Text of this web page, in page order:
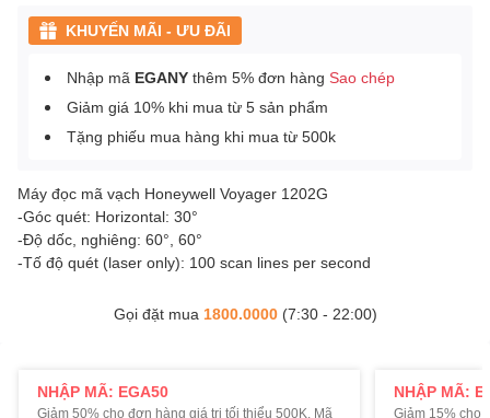
KHUYẾN MÃI - ƯU ĐÃI
Nhập mã EGANY thêm 5% đơn hàng Sao chép
Giảm giá 10% khi mua từ 5 sản phẩm
Tặng phiếu mua hàng khi mua từ 500k
Máy đọc mã vạch Honeywell Voyager 1202G
-Góc quét: Horizontal: 30°
-Độ dốc, nghiêng: 60°, 60°
-Tố độ quét (laser only): 100 scan lines per second
Gọi đặt mua 1800.0000(7:30 - 22:00)
NHẬP MÃ: EGA50
Giảm 50% cho đơn hàng giá trị tối thiểu 500K. Mã
NHẬP MÃ:
Giảm 15% cho